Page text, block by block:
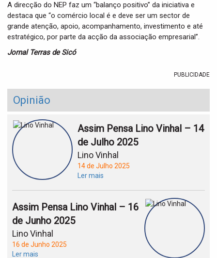
A direcção do NEP faz um “balanço positivo” da iniciativa e
destaca que “o comércio local é e deve ser um sector de
grande atenção, apoio, acompanhamento, investimento e até
estratégico, por parte da acção da associação empresarial”.
Jornal Terras de Sicó
PUBLICIDADE
Opinião
Assim Pensa Lino Vinhal – 14
de Julho 2025
Lino Vinhal
14 de Julho 2025
Ler mais
Assim Pensa Lino Vinhal – 16
de Junho 2025
Lino Vinhal
16 de Junho 2025
Ler mais